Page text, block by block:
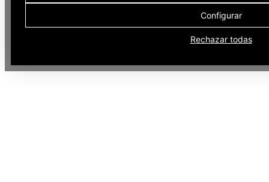
Configurar
Rechazar todas